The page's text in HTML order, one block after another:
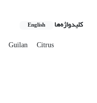
کلیدواژه‌ها English
Guilan Citrus